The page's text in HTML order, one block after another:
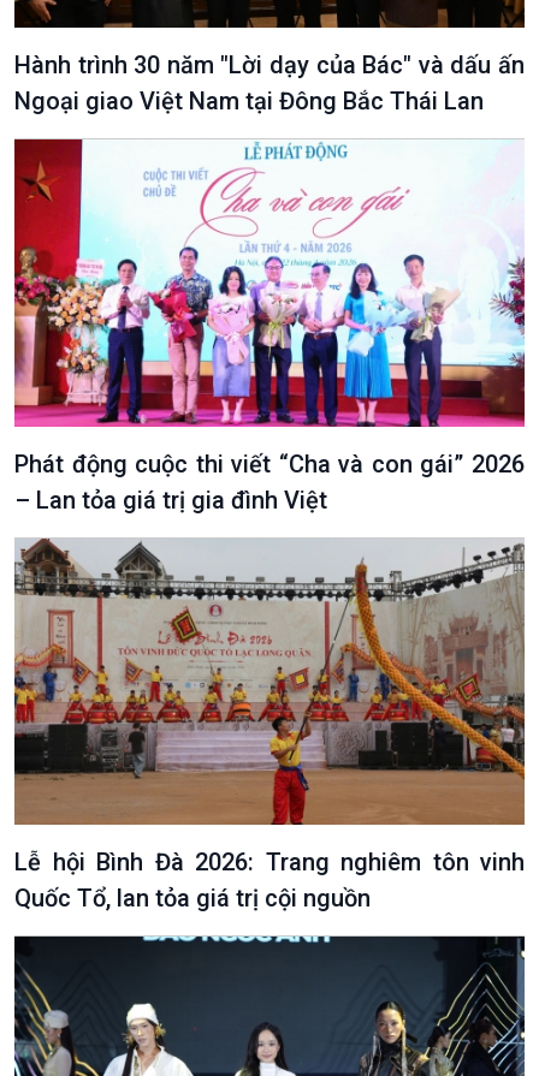
Podcast
Góc nhìn VOV1
Bình luận
10 phút Sự kiện - Luận bàn
Câu chuyện thời sự
Dòng chảy sự kiện
Đối thoại
Diễn đàn chủ nhật
Chuyện đêm
Hành trình 30 năm "Lời dạy của Bác" và dấu ấn
Ngoại giao Việt Nam tại Đông Bắc Thái Lan
Phát động cuộc thi viết “Cha và con gái” 2026
– Lan tỏa giá trị gia đình Việt
Lễ hội Bình Đà 2026: Trang nghiêm tôn vinh
Quốc Tổ, lan tỏa giá trị cội nguồn